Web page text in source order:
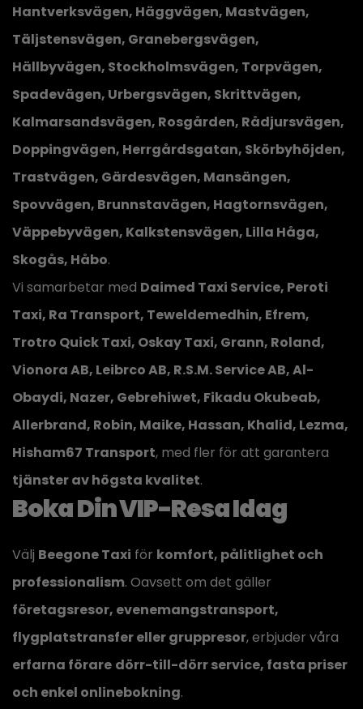
Hantverksvägen, Häggvägen, Mastvägen,
Täljstensvägen, Granebergsvägen,
Hällbyvägen, Stockholmsvägen, Torpvägen,
Spadevägen, Urbergsvägen, Skrittvägen,
Kalmarsandsvägen, Rosgården, Rådjursvägen,
Doppingvägen, Herrgårdsgatan, Skörbyhöjden,
Trastvägen, Gärdesvägen, Mansängen,
Spovvägen, Brunnstavägen, Hagtornsvägen,
Väppebyvägen, Kalkstensvägen, Lilla Håga,
Skogås, Håbo.
Vi samarbetar med Daimed Taxi Service, Peroti
Taxi, Ra Transport, Teweldemedhin, Efrem,
Trotro Quick Taxi, Oskay Taxi, Grann, Roland,
Vionora AB, Leibrco AB, R.S.M. Service AB, Al-
Obaydi, Nazer, Gebrehiwet, Fikadu Okubeab,
Allerbrand, Robin, Maike, Hassan, Khalid, Lezma,
Hisham67 Transport, med fler för att garantera
tjänster av högsta kvalitet.
Boka Din VIP-Resa Idag
Välj Beegone Taxi för komfort, pålitlighet och
professionalism. Oavsett om det gäller
företagsresor, evenemangstransport,
flygplatstransfer eller gruppresor, erbjuder våra
erfarna förare dörr-till-dörr service, fasta priser
och enkel onlinebokning.